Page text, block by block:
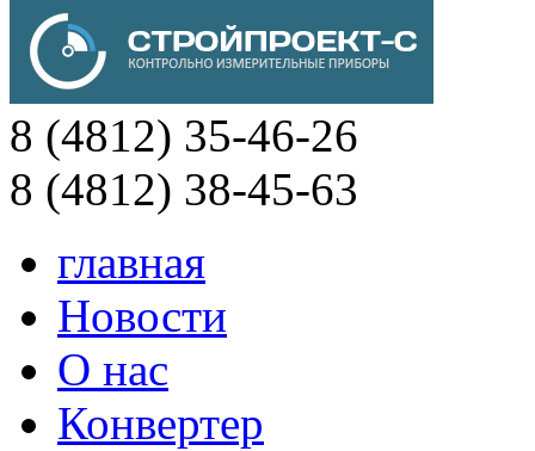
8 (4812) 35-46-26
8 (4812) 38-45-63
главная
Новости
О нас
Конвертер